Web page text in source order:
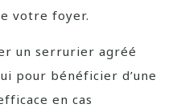
votre foyer.
un serrurier agréé
pour bénéficier d’une
en cas